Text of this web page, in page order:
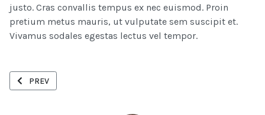
justo. Cras convallis tempus ex nec euismod. Proin
pretium metus mauris, ut vulputate sem suscipit et.
Vivamus sodales egestas lectus vel tempor.
PREVIOUS ARTICLE: THE MEDIA WATCH: CRITIQUING JOURNALISM
PREV